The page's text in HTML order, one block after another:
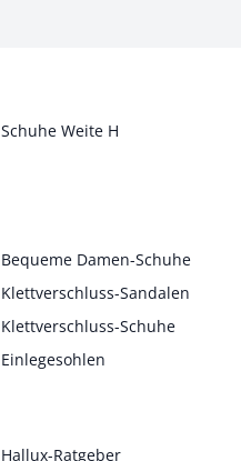
Schuhe Weite H
Bequeme Damen-Schuhe
Klettverschluss-Sandalen
Klettverschluss-Schuhe
Einlegesohlen
Hallux-Ratgeber